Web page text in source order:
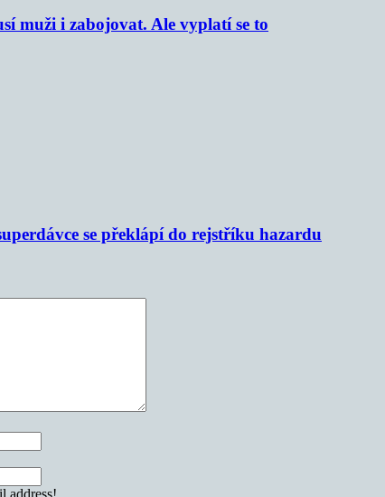
muži i zabojovat. Ale vyplatí se to
se překlápí do rejstříku hazardu
address!